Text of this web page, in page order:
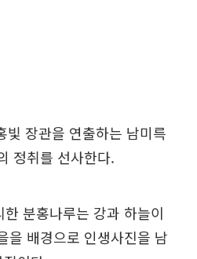
빛 장관을 연출하는 남미륵
정취를 선사한다.
분홍나루는 강과 하늘이
을 배경으로 인생사진을 남